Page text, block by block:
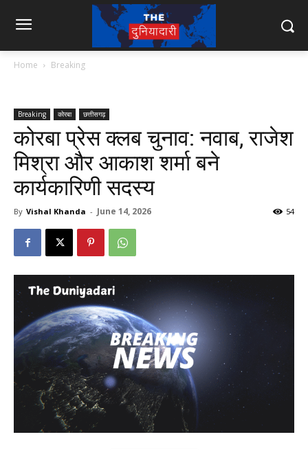
Home Breaking
Breaking कोरबा छत्तीसगढ़
कोरबा प्रेस क्लब चुनाव: नवाब, राजेश
मिश्रा और आकाश शर्मा बने
कार्यकारिणी सदस्य
By Vishal Khanda - June 14, 2026 54